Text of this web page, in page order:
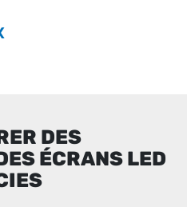
DES
ÉCRANS LED